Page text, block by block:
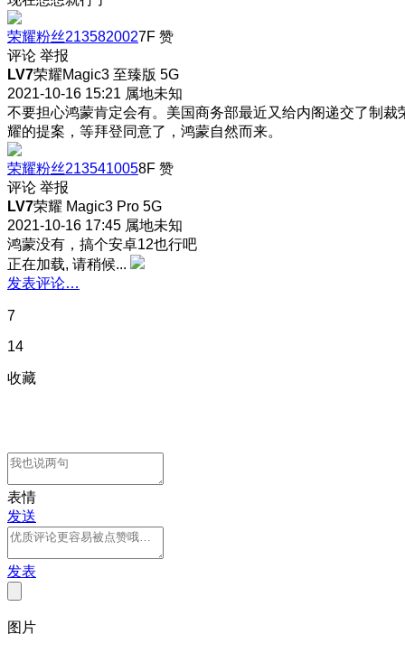
荣耀粉丝2135820027F 赞
评论 举报
LV7荣耀Magic3 至臻版 5G
2021-10-16 15:21 属地未知
不要担心鸿蒙肯定会有。美国商务部最近又给内阁递交了制裁
耀的提案，等拜登同意了，鸿蒙自然而来。
荣耀粉丝2135410058F 赞
评论 举报
LV7荣耀 Magic3 Pro 5G
2021-10-16 17:45 属地未知
鸿蒙没有，搞个安卓12也行吧
正在加载, 请稍候...
发表评论…
7
14
收藏
表情
发送
发表
图片